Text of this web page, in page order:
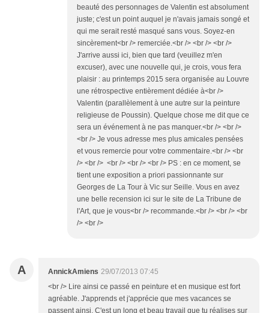
beauté des personnages de Valentin est absolument
juste; c'est un point auquel je n'avais jamais songé et
qui me serait resté masqué sans vous. Soyez-en
sincèrement<br /> remerciée.<br /> <br /> <br />
J'arrive aussi ici, bien que tard (veuillez m'en
excuser), avec une nouvelle qui, je crois, vous fera
plaisir : au printemps 2015 sera organisée au Louvre
une rétrospective entièrement dédiée à<br />
Valentin (parallèlement à une autre sur la peinture
religieuse de Poussin). Quelque chose me dit que ce
sera un événement à ne pas manquer.<br /> <br />
<br /> Je vous adresse mes plus amicales pensées
et vous remercie pour votre commentaire.<br /> <br
/> <br /> <br /> <br /> <br /> PS : en ce moment, se
tient une exposition a priori passionnante sur
Georges de La Tour à Vic sur Seille. Vous en avez
une belle recension ici sur le site de La Tribune de
l'Art, que je vous<br /> recommande.<br /> <br /> <br
/> <br />
A AnnickAmiens 29/07/2013 07:45
<br /> Lire ainsi ce passé en peinture et en musique est fort
agréable. J'apprends et j'apprécie que mes vacances se
passent ainsi. C'est un long et beau travail que tu réalises sur